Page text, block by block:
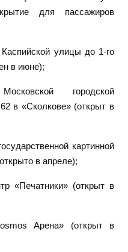
для пассажиров
улицы до 1-го
в июне);
городской
в «Сколкове» (открыт в
картинной
в апреле);
«Печатники» (открыт в
Арена» (открыт в